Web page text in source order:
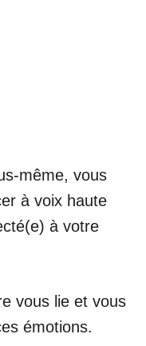
même, vous
à voix haute
à votre
vous lie et vous
émotions.